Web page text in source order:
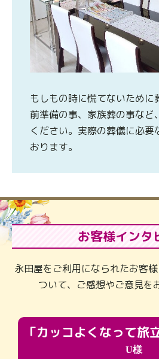
もしもの時に慌てないために
前準備の事、家族葬の事など
ください。実際の葬儀に必要
おります。
お客様インタ
永田屋をご利用になられたお客
ついて、ご感想やご意見を
U様